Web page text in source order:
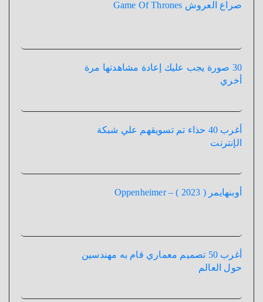
صراع العروش Game Of Thrones
30 صورة يجب عليك إعادة مشاهدتها مرة
أخري
أغرب 40 حذاء تم تسويقهم علي شبكة
الإنترنت
أوبنهايمر ( 2023 ) – Oppenheimer
أغرب 50 تصميم معماري قام به مهندسين
حول العالم